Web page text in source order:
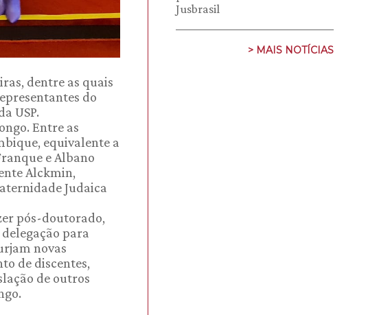
dentre as quais
do
USP.
Entre as
equivalente a
e Albano
Alckmin,
Judaica
pós-doutorado,
para
novas
de discentes,
de outros
Jusbrasil
> MAIS NOTÍCIAS